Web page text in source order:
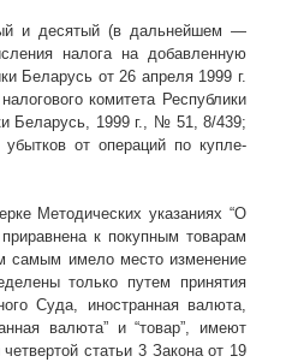
и десятый (в дальнейшем —
налога на добавленную
Беларусь от 26 апреля 1999 г.
комитета Республики
Беларусь, 1999 г., № 51, 8/439;
от операций по купле-
Методических указаниях “О
к покупным товарам
самым имело место изменение
только путем принятия
Суда, иностранная валюта,
валюта” и “товар”, имеют
статьи 3 Закона от 19